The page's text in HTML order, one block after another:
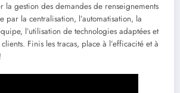
la gestion des demandes de renseignements
par la centralisation, l’automatisation, la
l’utilisation de technologies adaptées et
clients. Finis les tracas, place à l’efficacité et à